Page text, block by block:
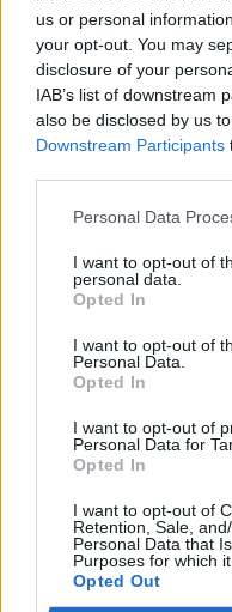
us or personal
your opt-out. You may
disclosure of your
IAB’s list of downstream
also be disclosed by us
Downstream Participants
Personal Data
I want to opt-out of
personal data.
Opted In
I want to opt-out of
Personal Data.
Opted In
I want to opt-out of
Personal Data for
Opted In
I want to opt-out of
Retention, Sale,
Personal Data that
Purposes for which
Opted Out
89ΧΡΟΝΟΣ ΕΝΟΠΛΗ
ΠΡΩΤΟΔΙΚΕΙΟ
ΠΡΟΗΓΟΎΜΕΝΟ
για τα
29 Απριλίου,
Προέδρος